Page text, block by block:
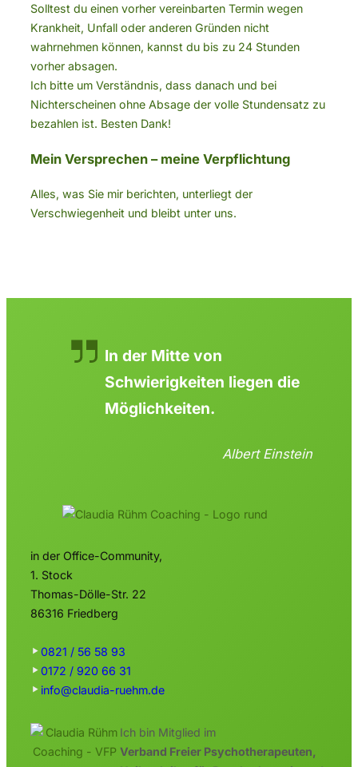
Solltest du einen vorher vereinbarten Termin wegen
Krankheit, Unfall oder anderen Gründen nicht
wahrnehmen können, kannst du bis zu 24 Stunden
vorher absagen.
Ich bitte um Verständnis, dass danach und bei
Nichterscheinen ohne Absage der volle Stundensatz zu
bezahlen ist. Besten Dank!
Mein Versprechen – meine Verpflichtung
Alles, was Sie mir berichten, unterliegt der
Verschwiegenheit und bleibt unter uns.
In der Mitte von
Schwierigkeiten liegen die
Möglichkeiten.
Albert Einstein
in der Office-Community,
1. Stock
Thomas-Dölle-Str. 22
86316 Friedberg
0821 / 56 58 93
0172 / 920 66 31
info@claudia-ruehm.de
Ich bin Mitglied im
Verband Freier Psychotherapeuten,